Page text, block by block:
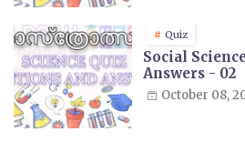
Quiz
Social
Answers - 02
October 08,